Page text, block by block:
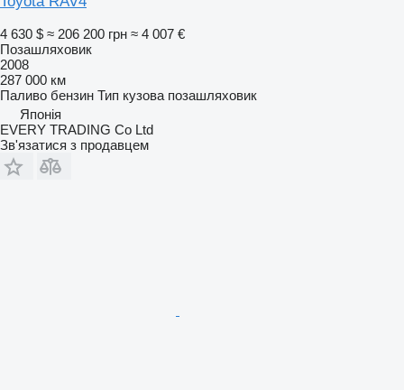
4 630 $ ≈ 206 200 грн ≈ 4 007 €
Позашляховик
2008
287 000 км
Паливо бензин Тип кузова позашляховик
Японія
EVERY TRADING Co Ltd
Зв'язатися з продавцем